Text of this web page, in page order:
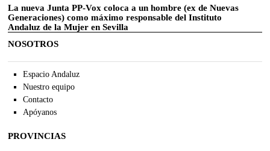
La nueva Junta PP-Vox coloca a un hombre (ex de Nuevas
Generaciones) como máximo responsable del Instituto
Andaluz de la Mujer en Sevilla
NOSOTROS
Espacio Andaluz
Nuestro equipo
Contacto
Apóyanos
PROVINCIAS